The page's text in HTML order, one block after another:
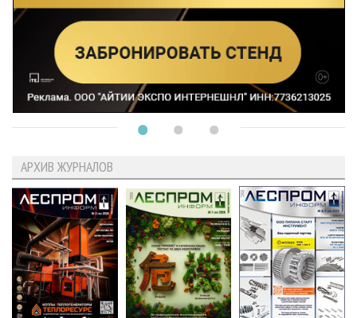
АРХИВ ЖУРНАЛОВ